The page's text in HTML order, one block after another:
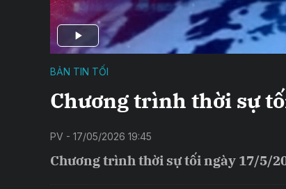
BẢN TIN TỐI
Chương trình thời sự
PV - 17/05/2026 19:45
Chương trình thời sự tối ngày 17/5/